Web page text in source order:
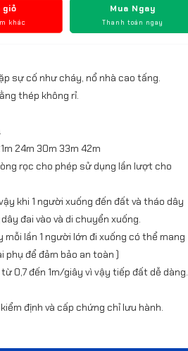
giỏ
khác
Mua Ngay
Thanh toán ngay
sự cố như cháy, nổ nhà cao tấng.
thép không rỉ.
24m 30m 33m 42m
rọc cho phép sử dụng lần lượt cho
khi 1 người xuống đến đất và tháo dây
đai vào và di chuyển xuống.
lần 1 người lớn đi xuống có thể mang
phụ để đảm bảo an toàn )
0,7 đến 1m/giây vì vậy tiếp đất dễ dàng.
định và cấp chứng chỉ lưu hành.